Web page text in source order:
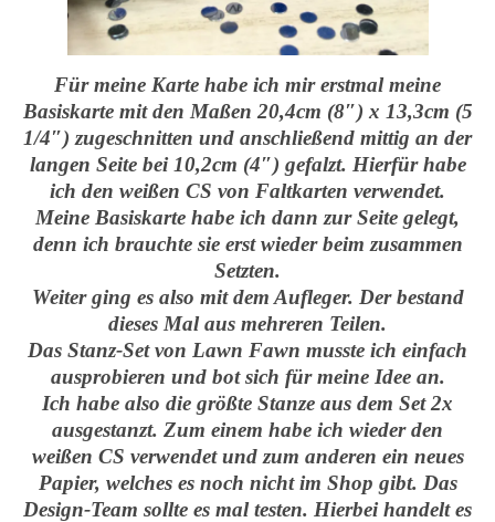
Für meine Karte habe ich mir erstmal meine
Basiskarte mit den Maßen 20,4cm (8″) x 13,3cm (5
1/4″) zugeschnitten und anschließend mittig an der
langen Seite bei 10,2cm (4″) gefalzt. Hierfür habe
ich den weißen CS von Faltkarten verwendet.
Meine Basiskarte habe ich dann zur Seite gelegt,
denn ich brauchte sie erst wieder beim zusammen
Setzten.
Weiter ging es also mit dem Aufleger. Der bestand
dieses Mal aus mehreren Teilen.
Das Stanz-Set von Lawn Fawn musste ich einfach
ausprobieren und bot sich für meine Idee an.
Ich habe also die größte Stanze aus dem Set 2x
ausgestanzt. Zum einem habe ich wieder den
weißen CS verwendet und zum anderen ein neues
Papier, welches es noch nicht im Shop gibt. Das
Design-Team sollte es mal testen. Hierbei handelt es